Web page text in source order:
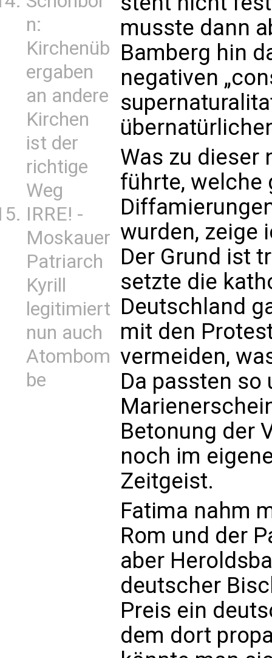
n:
Kirchenüb
ergaben
an andere
Kirchen
ist der
richtige
Weg
IRRE! -
Moskauer
Patriarch
Kyrill
legitimiert
nun auch
Atombom
be
musste dann
Bamberg hin
negativen
Was zu dieser
führte, welche
wurden, zeige
Der Grund ist
setzte die
Deutschland
mit den
vermeiden,
Da passten
Betonung der
noch im
Zeitgeist.
Fatima nahm
Rom und der
aber
deutscher
Preis ein
dem dort